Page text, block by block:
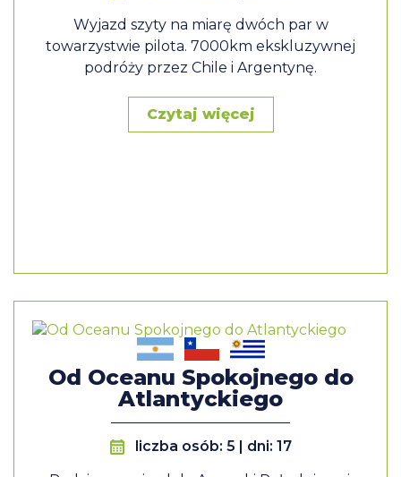
Wyjazd szyty na miarę dwóch par w
towarzystwie pilota. 7000km ekskluzywnej
podróży przez Chile i Argentynę.
Czytaj więcej
Od Oceanu Spokojnego do
Atlantyckiego
liczba osób: 5 | dni: 17